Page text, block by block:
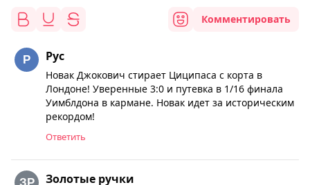
Комментировать
Рус
Новак Джокович стирает Циципаса с корта в
Лондоне! Уверенные 3:0 и путевка в 1/16 финала
Уимблдона в кармане. Новак идет за историческим
рекордом!
Ответить
Золотые ручки